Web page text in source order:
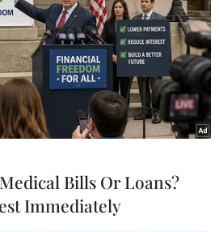
kiểu hồ hở (dùng san hô,
nên thức ănthừa và các hóa
nuôi tôm thải ra bên ngoài
bệnh gây lây lan rất
Do vậy, hầu như năm nào
sản đầm Ô Loan cũng phát
Bills Or Loans?
Immediately